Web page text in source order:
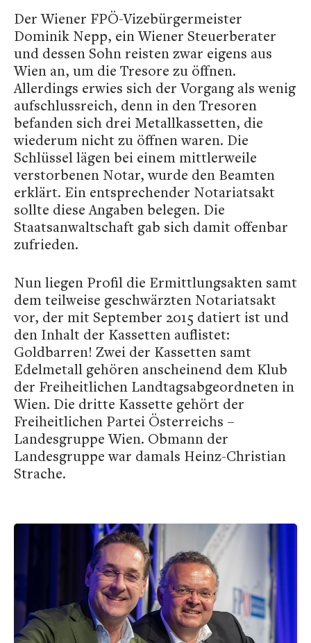
Der Wiener FPÖ-Vizebürgermeister
Dominik Nepp, ein Wiener Steuerberater
und dessen Sohn reisten zwar eigens aus
Wien an, um die Tresore zu öffnen.
Allerdings erwies sich der Vorgang als wenig
aufschlussreich, denn in den Tresoren
befanden sich drei Metallkassetten, die
wiederum nicht zu öffnen waren. Die
Schlüssel lägen bei einem mittlerweile
verstorbenen Notar, wurde den Beamten
erklärt. Ein entsprechender Notariatsakt
sollte diese Angaben belegen. Die
Staatsanwaltschaft gab sich damit offenbar
zufrieden.
Nun liegen Profil die Ermittlungsakten samt
dem teilweise geschwärzten Notariatsakt
vor, der mit September 2015 datiert ist und
den Inhalt der Kassetten auflistet:
Goldbarren! Zwei der Kassetten samt
Edelmetall gehören anscheinend dem Klub
der Freiheitlichen Landtagsabgeordneten in
Wien. Die dritte Kassette gehört der
Freiheitlichen Partei Österreichs –
Landesgruppe Wien. Obmann der
Landesgruppe war damals Heinz-Christian
Strache.